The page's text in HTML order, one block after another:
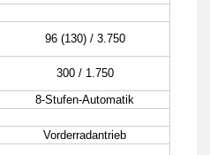
96 (130) / 3.750
300 / 1.750
8-Stufen-Automatik
Vorderradantrieb